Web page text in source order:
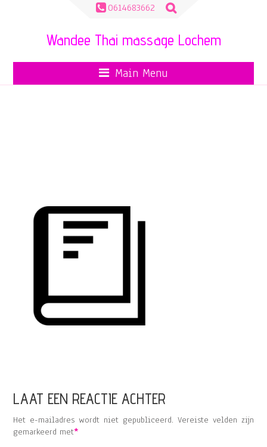
0614683662
Zoeken
naar:
Wandee Thai massage Lochem
Main Menu
LAAT EEN REACTIE ACHTER
Het e-mailadres wordt niet gepubliceerd. Vereiste velden zijn
gemarkeerd met*